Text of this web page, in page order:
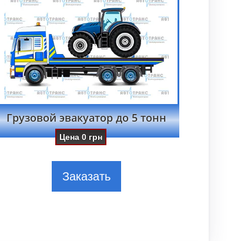
Грузовой эвакуатор до 5 тонн
Цена0 грн
Заказать